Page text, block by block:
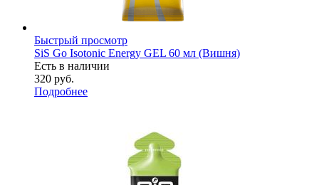
Быстрый просмотр
SiS Go Isotonic Energy GEL 60 мл (Вишня)
Есть в наличии
320 руб.
Подробнее